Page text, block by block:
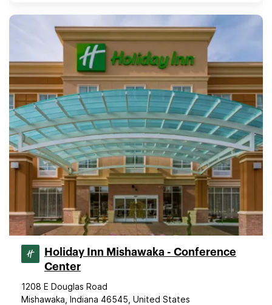
Holiday Inn Mishawaka - Conference
Center
1208 E Douglas Road
Mishawaka, Indiana 46545, United States